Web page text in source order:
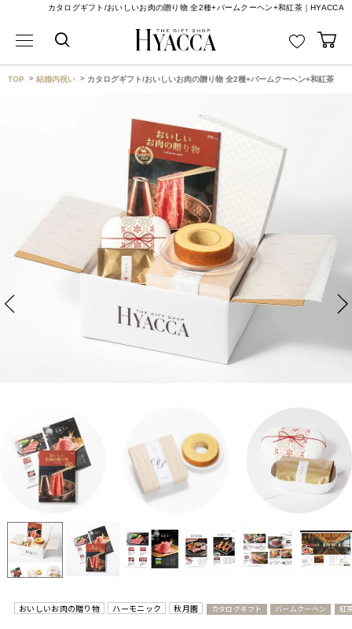
カタログギフト/おいしいお肉の贈り物 全2種+バームクーヘン+和紅茶｜HYACCA
TOP 結婚内祝い カタログギフト/おいしいお肉の贈り物 全2種+バームクーヘン+和紅茶
おいしいお肉の贈り物 ハーモニック 秋月園 カタログギフト バームクーヘン 紅